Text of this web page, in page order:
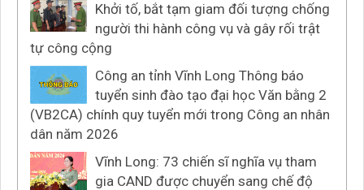
Khởi tố, bắt tạm giam đối tượng chống
người thi hành công vụ và gây rối trật
tự công cộng
Công an tỉnh Vĩnh Long Thông báo
tuyển sinh đào tạo đại học Văn bằng 2
(VB2CA) chính quy tuyển mới trong Công an nhân
dân năm 2026
Vĩnh Long: 73 chiến sĩ nghĩa vụ tham
gia CAND được chuyển sang chế độ